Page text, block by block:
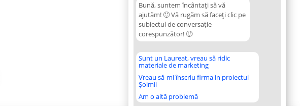
Bună, suntem încântați să vă
ajutăm! 🙂 Vă rugăm să faceți clic pe
subiectul de conversație
corespunzător! 🙂
Sunt un Laureat, vreau să ridic
materiale de marketing
Vreau să-mi înscriu firma in proiectul
Șoimii
Am o altă problemă